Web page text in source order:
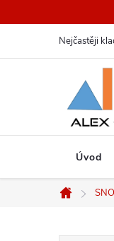
na
Nejčastěji
Úvod
Domů